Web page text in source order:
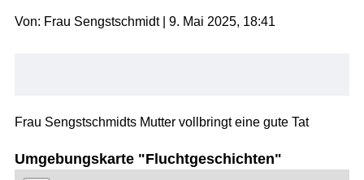
Von: Frau Sengstschmidt | 9. Mai 2025, 18:41
Frau Sengstschmidts Mutter vollbringt eine gute Tat
Umgebungskarte "Fluchtgeschichten"